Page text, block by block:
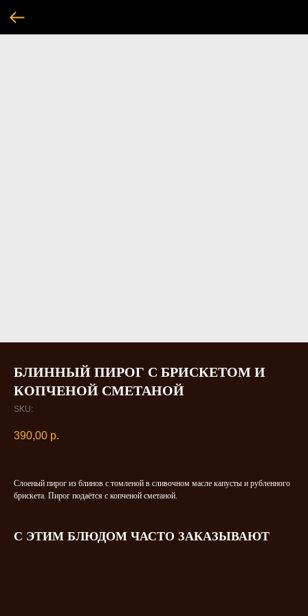
БЛИННЫЙ ПИРОГ С БРИСКЕТОМ И
КОПЧЕНОЙ СМЕТАНОЙ
SKU:
390,00 р.
Слоеный пирог из блинов с томленой в сливочном масле капусты и рубленного
брискета. Пирог подаётся с копченой сметаной.
С ЭТИМ БЛЮДОМ ЧАСТО ЗАКАЗЫВАЮТ